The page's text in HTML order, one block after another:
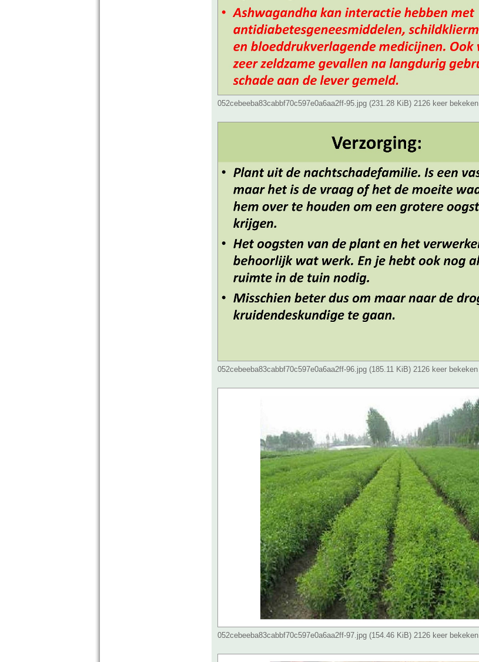
052cebeeba83cabbf70c597e0a6aa2ff-95.jpg (231.28 KiB) 2126 keer bekeken
052cebeeba83cabbf70c597e0a6aa2ff-96.jpg (185.11 KiB) 2126 keer bekeken
052cebeeba83cabbf70c597e0a6aa2ff-97.jpg (154.46 KiB) 2126 keer bekeken